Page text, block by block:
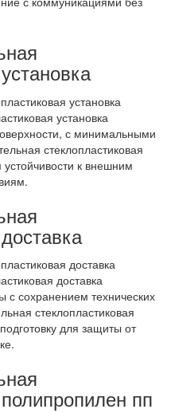
установка
с минимальными
стеклопластиковая
устойчивости к внешним
доставка
с сохранением технических
стеклопластиковая
для защиты от
пп